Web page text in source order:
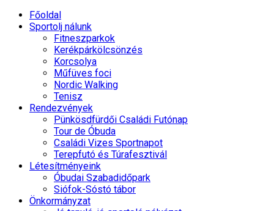
Főoldal
Sportolj nálunk
Fitneszparkok
Kerékpárkölcsönzés
Korcsolya
Műfüves foci
Nordic Walking
Tenisz
Rendezvények
Pünkösdfürdői Családi Futónap
Tour de Óbuda
Családi Vizes Sportnapot
Terepfutó és Túrafesztivál
Létesítményeink
Óbudai Szabadidőpark
Siófok-Sóstó tábor
Önkormányzat